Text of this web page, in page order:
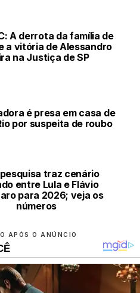
A derrota da família de
a vitória de Alessandro
na Justiça de SP
é presa em casa de
por suspeita de roubo
traz cenário
entre Lula e Flávio
para 2026; veja os
números
APÓS O ANÚNCIO